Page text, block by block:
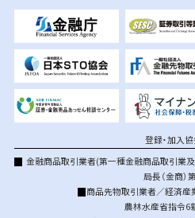
登録・加入
金融商品取引業者(第一種金融商品取引業
局長（金商）
商品先物取引業者／経済産
農林水産省指令6